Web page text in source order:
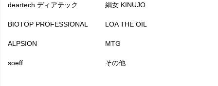
deartech ディアテック 絹女 KINUJO
BIOTOP PROFESSIONAL LOA THE OIL
ALPSION MTG
soeff その他